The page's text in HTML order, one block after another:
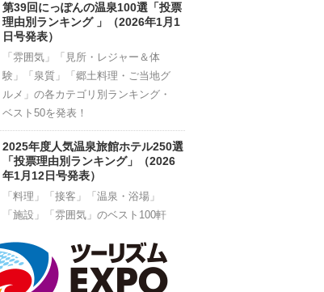
第39回にっぽんの温泉100選「投票
理由別ランキング 」（2026年1月1
日号発表）
「雰囲気」「見所・レジャー＆体
験」「泉質」「郷土料理・ご当地グ
ルメ」の各カテゴリ別ランキング・
ベスト50を発表！
2025年度人気温泉旅館ホテル250選
「投票理由別ランキング」（2026
年1月12日号発表）
「料理」「接客」「温泉・浴場」
「施設」「雰囲気」のベスト100軒